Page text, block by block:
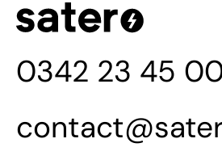
0342 23 45